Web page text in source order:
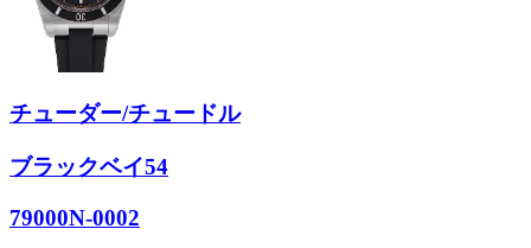
チューダー/チュードル
ブラックベイ54
79000N-0002